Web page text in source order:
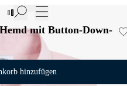
50% Rabatt
mit Button-Down-
hinzufügen